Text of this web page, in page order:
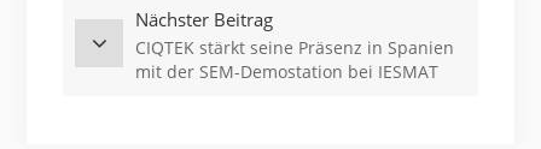
Nächster Beitrag
CIQTEK stärkt seine Präsenz in Spanien
mit der SEM-Demostation bei IESMAT